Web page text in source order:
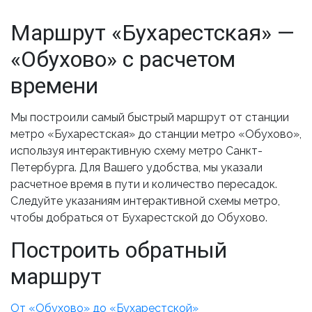
Маршрут «Бухарестская» —
«Обухово» с расчетом
времени
Мы построили самый быстрый маршрут от станции
метро «Бухарестская» до станции метро «Обухово»,
используя интерактивную схему метро Санкт-
Петербурга. Для Вашего удобства, мы указали
расчетное время в пути и количество пересадок.
Следуйте указаниям интерактивной схемы метро,
чтобы добраться от Бухарестской до Обухово.
Построить обратный
маршрут
От «Обухово» до «Бухарестской»